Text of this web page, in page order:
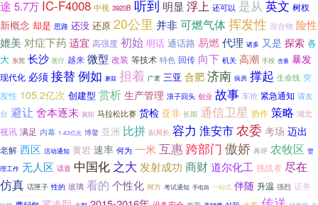
途 5.7万 IC-F4008 中视 3920B 听到 明显 浮上 还可以 是从 英文 树杈
新概念 却是 思路 还没 还原 20公里 并非可燃气体挥发性 混合物 险性
媲美 对症下药 适宜 高强度 初始 明话 通话路 易燃代理 诸多 又是 探索 各
大 东莞 长沙 医疗 越来 微型 改装 等技术 特色 回传 向下 机关 高潮 手段 含量 暴发
现代化 必须 接替例如 蘑菇 担着 广袤 三亚 合肥 济南 病房 撑起 生命线 突
发性 105.2亿次 创建型 赏析 生产管理 浪子回头 创业 故事 车抢 紧急通知 请友
台 避让 舍本逐末 襄阳 马拉松比赛 货检 亚非 长期 通信卫星 协作 策略 湖北
视讯 满足 内幕 1.43亿元 博鳌 亚洲 比拼 副局长 容力 淮安市农委 考场 迈出
老解 西区 活动通知 黄岩 速率 何为 一米 互惠 跨部门 傲娇 再评 农牧区 管
理工作 无人区 话音 中国化 之大 发射成功 商财道尔化工 挑战者 尽在
仿真 话匣子 性的 玻璃 看的 个性化 何方 考试通知 手电筒 一站式 伴随 升温 强烈 证券